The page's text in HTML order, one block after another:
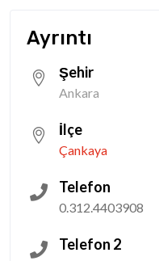
Ayrıntı
Şehir
Ankara
İlçe
Çankaya
Telefon
0.312.4403908
Telefon 2